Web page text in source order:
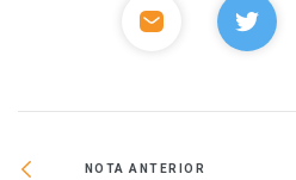
NOTA ANTERIOR